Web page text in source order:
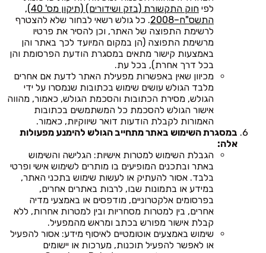
לפי
חוק התקשורת (בזק ושידורים) (תיקון מס' 40),
התשס"ח–2008
. כל גולש רשאי לבחור שלא להצטרף
לרשימת התפוצה של האתר, וכן להסיר את פרטיו
מרשימת התפוצה (הן במקום המיועד לכך באתר והן
באמצעות קישור מתאים במסגרת הודעת הפרסומת והן
בכל דרך אחרת), בכל עת.
מכיוון שאין באפשרות מפעילת האתר לדעת אם אחרים
מלבד הגולש עושים שימוש בכתובות שנמסרו על ידי
הגולש, מסירת הכתובות והסכמת הגולש, כאמור, מהווה
אישור הגולש להסכמת כל המשתמשים בכתובות
האמורות לקבלת הודעות דואר שיווקיות, כאמור.
במסגרת השימוש באתר מתחייב הגולש להימנע מפעולות
אלה:
הגבלת השימוש למטרות אישיות: הגלישה והשימוש
באתר ובתכנים המופיעים בו מותרים לשימוש אישי ופרטי
בלבד. אסור להעתיק או לעשות שימוש בתכני האתר,
במידע או בתמונות שבו, לרבות באתרים אחרים,
בפרסומים אלקטרוניים, מודפסים או באמצעי מדיה
אחרים, בין למטרות מסחריות ובין למטרות אחרות, ללא
קבלת אישור מפורש בכתב ומראש מהמפעיל.
שימוש באמצעים אוטומטיים לאיסוף מידע: אסור להפעיל
או לאפשר להפעיל תוכנות, מערכות או יישומים